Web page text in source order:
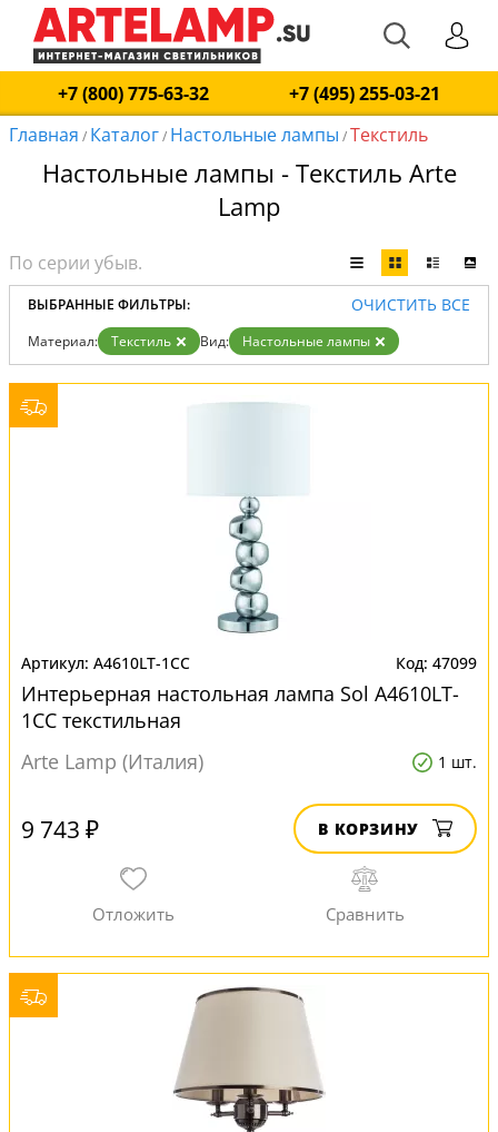
+7 (800) 775-63-32
+7 (495) 255-03-21
Главная / Каталог/ Настольные лампы /Текстиль
Настольные лампы - Текстиль Arte
Lamp
ВЫБРАННЫЕ ФИЛЬТРЫ: ОЧИСТИТЬ ВСЕ
Материал: Текстиль Вид: Настольные лампы
A4610LT-1CC 47099
Интерьерная настольная лампа Sol A4610LT-
1CC текстильная
Arte Lamp (Италия)
1 шт.
9 743 ₽ В КОРЗИНУ